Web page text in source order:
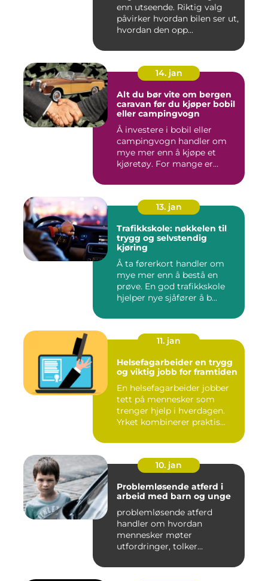
enn utseende. Riktig valg
påvirker hvordan bilen ser ut,
hvordan den opp...
14. jan
Alt du bør vite om bergen
caravan før du kjøper bobil
eller campingvogn
Å investere i bobil eller
campingvogn handler om
mye mer enn å kjøpe et
kjøretøy. For mange er
13. jan
Trafikkskole: nøkkelen til
trygg og selvstendig
kjøring
Å ta førerkort handler om
mye mer enn å bestå en
prøve. En god trafikkskole
hjelper nye sjåfører å b...
11. jan
Helsefagarbeider en trygg
og viktig jobb for framtiden
En helsefagarbeider jobber
tett på mennesker som
trenger hjelp i hverdagen.
Yrket kombinerer praktis...
10. jan
Problemløsende atferd i
arbeid med barn og unge
problemløsende atferd
handler om hvordan
mennesker møter
utfordringer, tolker